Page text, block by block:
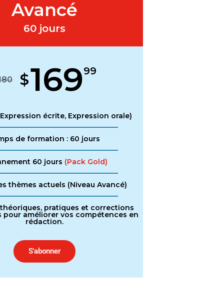
Avancé
60 jours
$16999
écrite, Expression orale)
de formation : 60 jours
60 jours (Pack Gold)
thèmes actuels (Niveau Avancé)
pratiques et corrections
pour améliorer vos compétences en
rédaction.
S'abonner